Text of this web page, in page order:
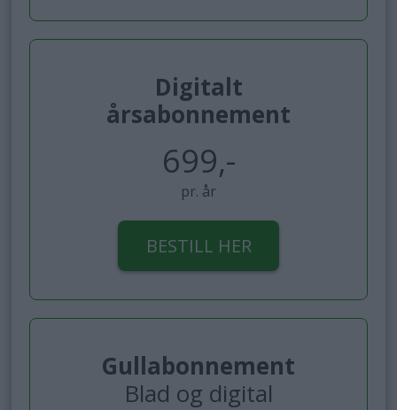
Digitalt
årsabonnement
699,-
pr. år
BESTILL HER
Gullabonnement
Blad og digital